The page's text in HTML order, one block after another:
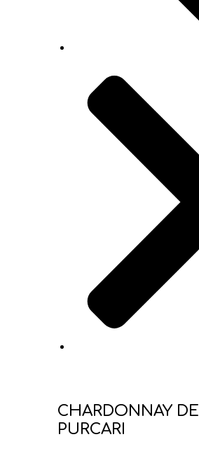
CHARDONNAY DE
PURCARI